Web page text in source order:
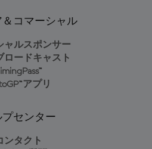
＆コマーシャル
ャルスポンサー
ロードキャスト
アプリ
プセンター
ンタクト